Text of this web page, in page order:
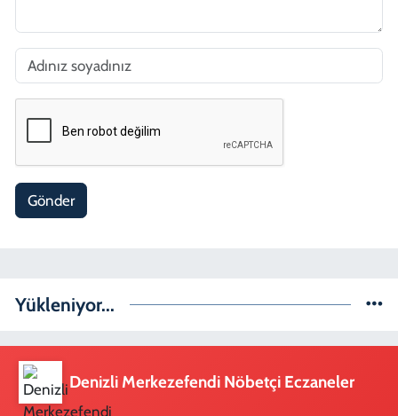
Gönder
Yükleniyor...
Denizli Merkezefendi Nöbetçi Eczaneler